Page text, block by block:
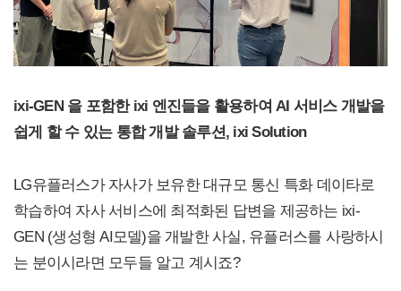
ixi-GEN 을 포함한 ixi 엔진들을 활용하여 AI 서비스 개발을
쉽게 할 수 있는 통합 개발 솔루션, ixi Solution
LG유플러스가 자사가 보유한 대규모 통신 특화 데이타로
학습하여 자사 서비스에 최적화된 답변을 제공하는 ixi-
GEN (생성형 AI모델)을 개발한 사실, 유플러스를 사랑하시
는 분이시라면 모두들 알고 계시죠?